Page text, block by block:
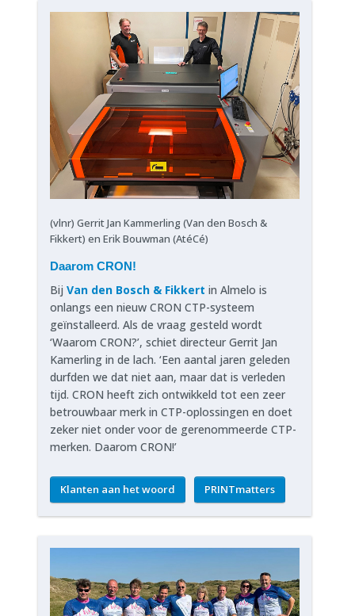
(vlnr) Gerrit Jan Kammerling (Van den Bosch &
Fikkert) en Erik Bouwman (AtéCé)
Daarom CRON!
Bij Van den Bosch & Fikkert in Almelo is
onlangs een nieuw CRON CTP-systeem
geïnstalleerd. Als de vraag gesteld wordt
‘Waarom CRON?’, schiet directeur Gerrit Jan
Kamerling in de lach. ‘Een aantal jaren geleden
durfden we dat niet aan, maar dat is verleden
tijd. CRON heeft zich ontwikkeld tot een zeer
betrouwbaar merk in CTP-oplossingen en doet
zeker niet onder voor de gerenommeerde CTP-
merken. Daarom CRON!’
Klanten aan het woord PRINTmatters